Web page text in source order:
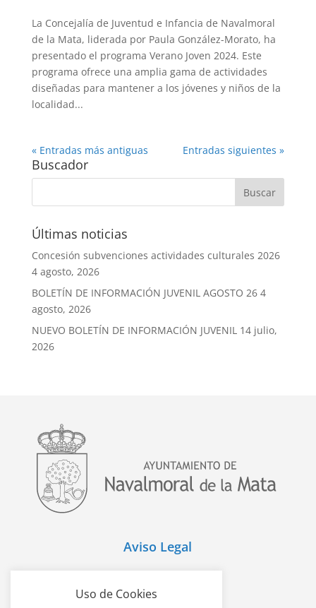
La Concejalía de Juventud e Infancia de Navalmoral
de la Mata, liderada por Paula González-Morato, ha
presentado el programa Verano Joven 2024. Este
programa ofrece una amplia gama de actividades
diseñadas para mantener a los jóvenes y niños de la
localidad...
« Entradas más antiguas Entradas siguientes »
Buscador
Últimas noticias
Concesión subvenciones actividades culturales 2026
4 agosto, 2026
BOLETÍN DE INFORMACIÓN JUVENIL AGOSTO 26 4
agosto, 2026
NUEVO BOLETÍN DE INFORMACIÓN JUVENIL 14 julio,
2026
Aviso Legal
Uso de Cookies